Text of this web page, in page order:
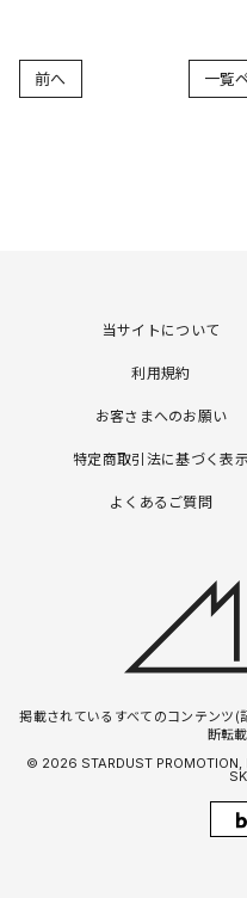
一覧
前へ
当サイトについて
利用規約
お客さまへのお願い
特定商取引法に基づく表
よくあるご質問
掲載されているすべてのコンテンツ
断転
© 2026 STARDUST